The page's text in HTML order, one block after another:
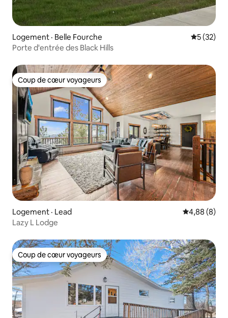
Logement · Belle Fourche Note
5 (32)
Porte d'entrée des Black Hills
Coup de cœur voyageurs
Coup de cœur voyageurs
Logement · Lead Note
4,88 (8)
Lazy L Lodge
Coup de cœur voyageurs
Coup de cœur voyageurs